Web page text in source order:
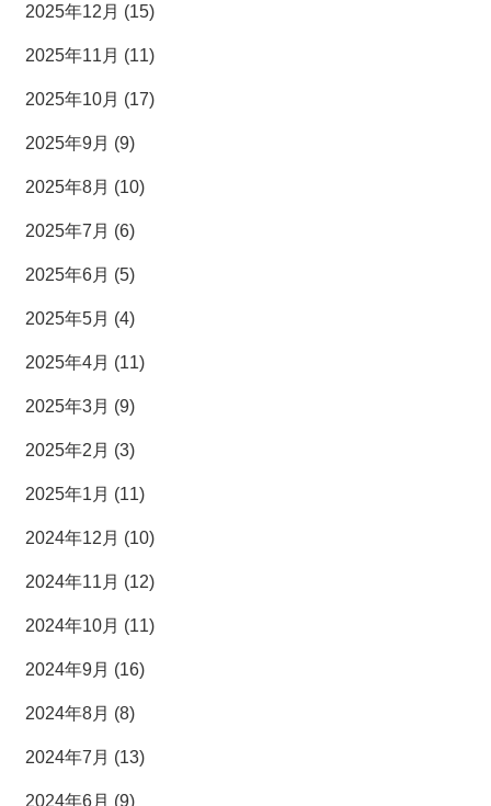
2025年12月 (15)
2025年11月 (11)
2025年10月 (17)
2025年9月 (9)
2025年8月 (10)
2025年7月 (6)
2025年6月 (5)
2025年5月 (4)
2025年4月 (11)
2025年3月 (9)
2025年2月 (3)
2025年1月 (11)
2024年12月 (10)
2024年11月 (12)
2024年10月 (11)
2024年9月 (16)
2024年8月 (8)
2024年7月 (13)
2024年6月 (9)